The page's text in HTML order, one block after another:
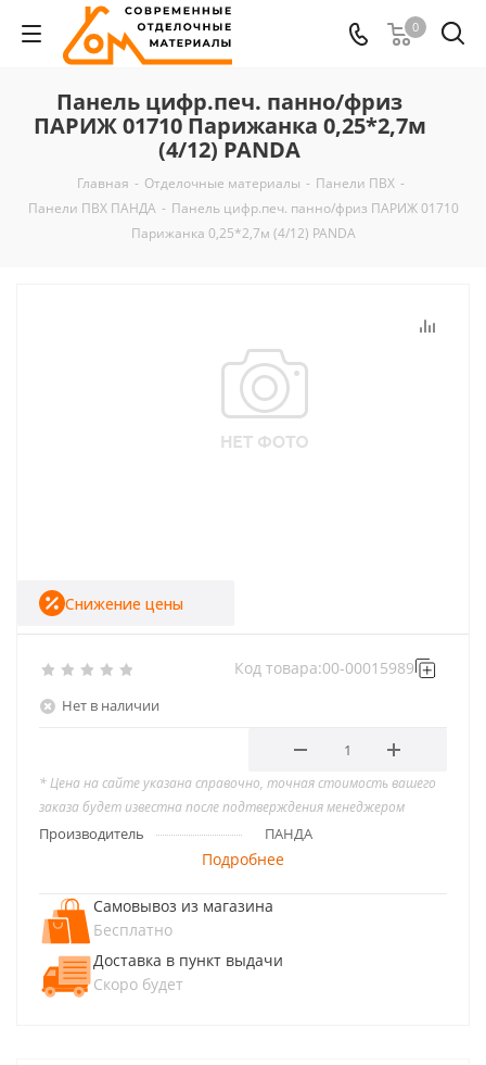
0
Панель цифр.печ. панно/фриз
ПАРИЖ 01710 Парижанка 0,25*2,7м
(4/12) PANDA
Главная - Отделочные материалы - Панели ПВХ -
Панели ПВХ ПАНДА - Панель цифр.печ. панно/фриз ПАРИЖ 01710
Парижанка 0,25*2,7м (4/12) PANDA
Нет в наличии
Код товара:00-00015989
Снижение цены
* Цена на сайте указана справочно, точная стоимость вашего
заказа будет известна после подтверждения менеджером
Производитель ПАНДА
Подробнее
Самовывоз из магазина
Бесплатно
Доставка в пункт выдачи
Скоро будет